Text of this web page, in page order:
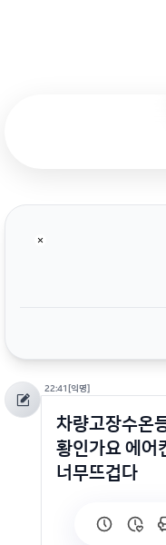
22:41[익명]
차량고장수온
황인가요 에어
너무뜨겁다